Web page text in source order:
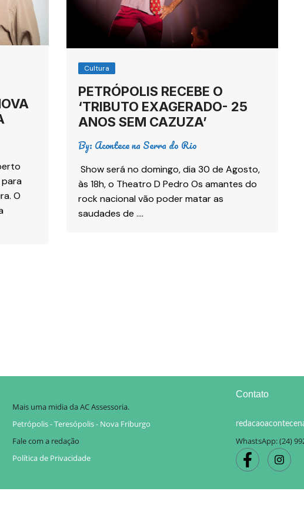
O
Cultura
PETRÓPOLIS RECEBE O
‘TRIBUTO EXAGERADO- 25
ANOS SEM CAZUZA’
By: Acontece na Serra do Rio
Show será no domingo, dia 30 de Agosto,
às 18h, o Theatro D Pedro Os amantes do
rock nacional vão poder matar as
saudades de ….
Mais uma midia da AC Assessoria.
Petrópolis - Teresópolis - Nova Friburgo
Fale com a redação
Política de Privacidade
Contato
WhastsApp: (24)